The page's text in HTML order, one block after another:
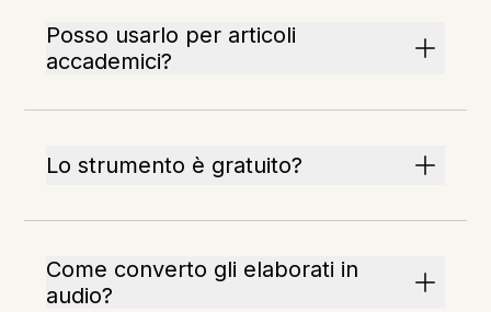
Posso usarlo per articoli
accademici?
Lo strumento è gratuito?
Come converto gli elaborati in
audio?